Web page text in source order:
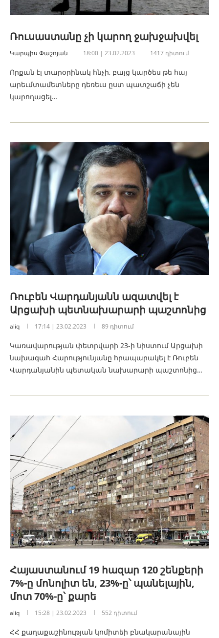
Ռուսաստանը չի կարող ջախջախվել
Կարպիս Փաշոյան 18:00 | 23.02.2023 1417 դիտում
Որքան էլ տարօրինակ հնչի, բայց կարծես թե հայ
արեւմտամետները դեռեւս ըստ պատշաճի չեն
կարողացել…
Ռուբեն Վարդանյանն ազատվել է
Արցախի պետնախարարի պաշտոնից
aliq 17:14 | 23.02.2023 89 դիտում
Կառավարության փետրվարի 23-ի նիստում Արցախի
նախագահ Հարությունյանը հրապարակել է Ռուբեն
Վարդանյանին պետական նախարարի պաշտոնից…
Հայաստանում 19 հազար 120 շենքերի
7%-ը մոնոլիտ են, 23%-ը՝ պանելային,
մոտ 70%-ը՝ քարե
aliq 15:28 | 23.02.2023 552 դիտում
ՀՀ քաղաքաշինության կոմիտեի բնակարանային